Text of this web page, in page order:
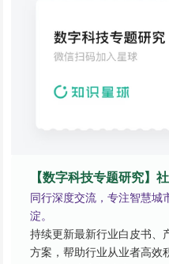
【数字科技专题研究】
同行深度交流，专注智慧城
淀。
持续更新最新行业白皮书、
方案，帮助行业从业者高效